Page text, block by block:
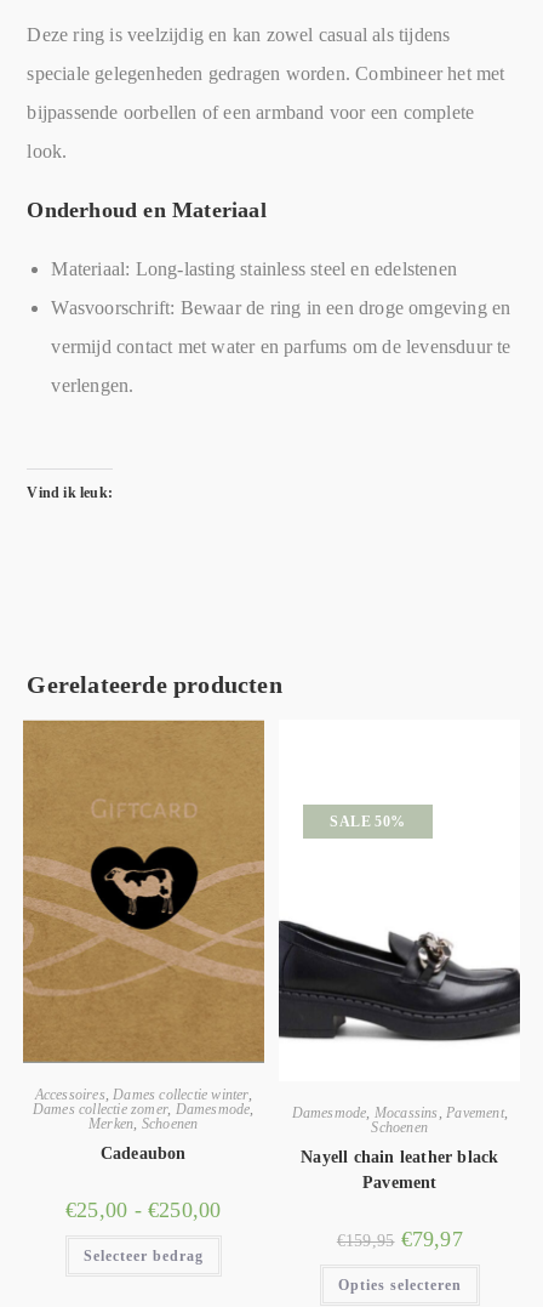
Deze ring is veelzijdig en kan zowel casual als tijdens
speciale gelegenheden gedragen worden. Combineer het met
bijpassende oorbellen of een armband voor een complete
look.
Onderhoud en Materiaal
Materiaal: Long-lasting stainless steel en edelstenen
Wasvoorschrift: Bewaar de ring in een droge omgeving en
vermijd contact met water en parfums om de levensduur te
verlengen.
Vind ik leuk:
Gerelateerde producten
Accessoires,Dames collectie winter,
Dames collectie zomer, Damesmode,
Merken, Schoenen
Cadeaubon
€25,00 - €250,00
Selecteer bedrag
SALE 50%
Damesmode, Mocassins ,Pavement,
Schoenen
Nayell chain leather black
Pavement
€159,95 €79,97
Opties selecteren